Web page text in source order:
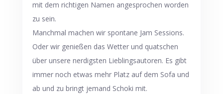
mit dem richtigen Namen angesprochen worden
zu sein.
Manchmal machen wir spontane Jam Sessions.
Oder wir genießen das Wetter und quatschen
über unsere nerdigsten Lieblingsautoren. Es gibt
immer noch etwas mehr Platz auf dem Sofa und
ab und zu bringt jemand Schoki mit.